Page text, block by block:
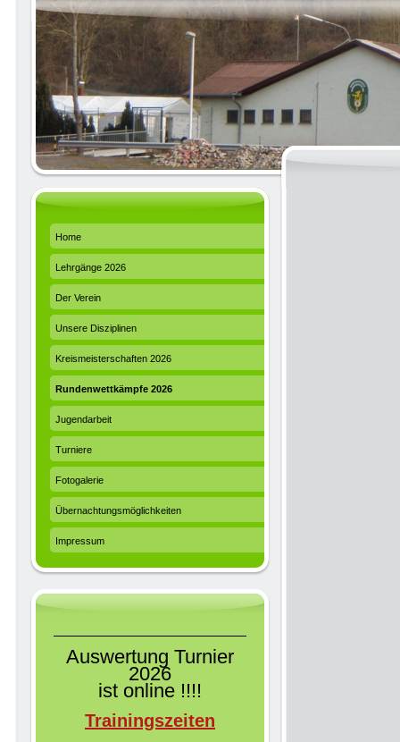
Home
Lehrgänge 2026
Der Verein
Unsere Disziplinen
Kreismeisterschaften 2026
Rundenwettkämpfe 2026
Jugendarbeit
Turniere
Fotogalerie
Übernachtungsmöglichkeiten
Impressum
Auswertung Turnier
2026
ist online !!!!
Trainingszeiten